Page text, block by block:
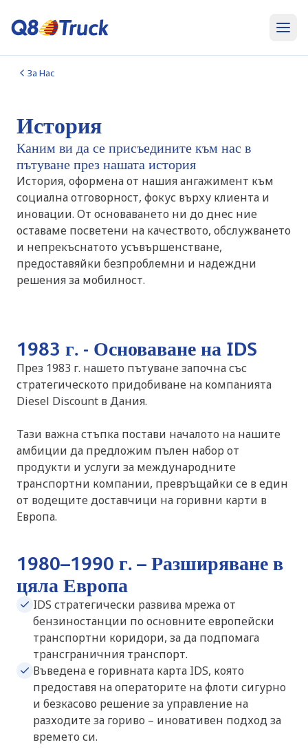
За Нас
История
Каним ви да се присъедините към нас в
пътуване през нашата история
История, оформена от нашия ангажимент към
социална отговорност, фокус върху клиента и
иновации. От основаването ни до днес ние
оставаме посветени на качеството, обслужването
и непрекъснатото усъвършенстване,
предоставяйки безпроблемни и надеждни
решения за мобилност.
1983 г. - Основаване на IDS
През 1983 г. нашето пътуване започна със
стратегическото придобиване на компанията
Diesel Discount в Дания.
Тази важна стъпка постави началото на нашите
амбиции да предложим пълен набор от
продукти и услуги за международните
транспортни компании, превръщайки се в един
от водещите доставчици на горивни карти в
Европа.
1980–1990 г. – Разширяване в
цяла Европа
IDS стратегически развива мрежа от
бензиностанции по основните европейски
транспортни коридори, за да подпомага
трансграничния транспорт.
Въведена е горивната карта IDS, която
предоставя на операторите на флоти сигурно
и безкасово решение за управление на
разходите за гориво – иновативен подход за
времето си.